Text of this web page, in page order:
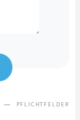
PFLICHTFELDER